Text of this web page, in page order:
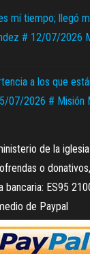
mí tiempo; llegó
# 12/07/2026
a los que
07/2026 # Misión
de la
o
bancaria: ES95
de Paypal